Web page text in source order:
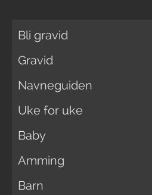
Bli gravid
Gravid
Navneguiden
Uke for uke
Baby
Amming
Barn